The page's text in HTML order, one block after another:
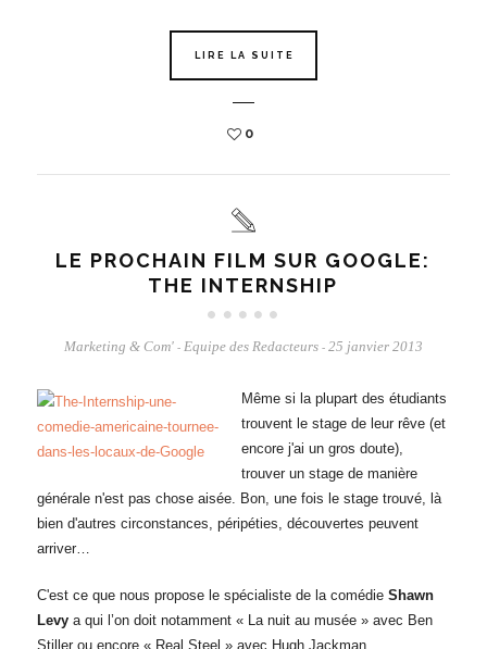
LIRE LA SUITE
0
LE PROCHAIN FILM SUR GOOGLE:
THE INTERNSHIP
Marketing & Com' - Equipe des Redacteurs - 25 janvier 2013
Même si la plupart des étudiants
trouvent le stage de leur rêve (et
encore j'ai un gros doute),
trouver un stage de manière
générale n'est pas chose aisée. Bon, une fois le stage trouvé, là
bien d'autres circonstances, péripéties, découvertes peuvent
arriver…
C'est ce que nous propose le spécialiste de la comédieShawn
Levya qui l’on doit notamment « La nuit au musée » avec Ben
Stiller ou encore « Real Steel » avec Hugh Jackman.